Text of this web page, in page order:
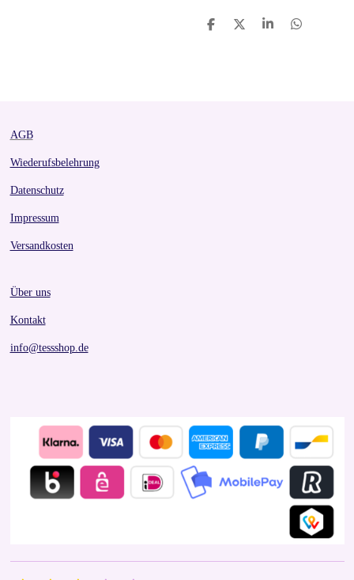
S
S
S
S
AGB
Wiederufsbelehrung
Datenschutz
Impressum
Versandkosten
Über uns
Kontakt
info@tessshop.de